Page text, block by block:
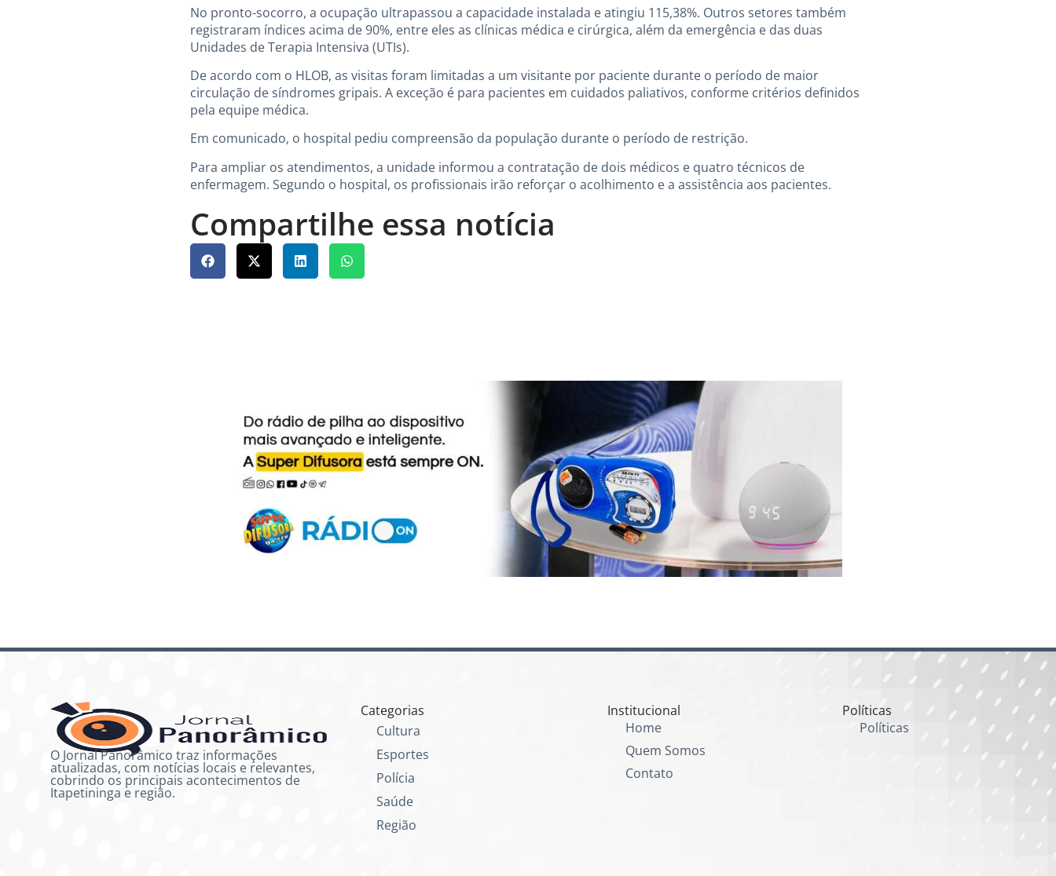
No pronto-socorro, a ocupação ultrapassou a capacidade instalada e atingiu 115,38%. Outros setores também
registraram índices acima de 90%, entre eles as clínicas médica e cirúrgica, além da emergência e das duas
Unidades de Terapia Intensiva (UTIs).
De acordo com o HLOB, as visitas foram limitadas a um visitante por paciente durante o período de maior
circulação de síndromes gripais. A exceção é para pacientes em cuidados paliativos, conforme critérios definidos
pela equipe médica.
Em comunicado, o hospital pediu compreensão da população durante o período de restrição.
Para ampliar os atendimentos, a unidade informou a contratação de dois médicos e quatro técnicos de
enfermagem. Segundo o hospital, os profissionais irão reforçar o acolhimento e a assistência aos pacientes.
Compartilhe essa notícia
O Jornal Panorâmico traz informações
atualizadas, com notícias locais e relevantes,
cobrindo os principais acontecimentos de
Itapetininga e região.
Categorias
Cultura
Esportes
Polícia
Saúde
Região
Institucional
Home
Quem Somos
Contato
Políticas
Políticas